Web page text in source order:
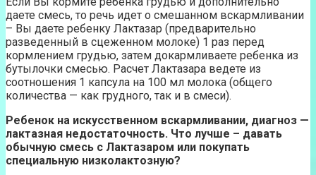
даете смесь, то речь идет о смешанном вскармливании
– Вы даете ребенку Лактазар (предварительно
разведенный в сцеженном молоке) 1 раз перед
кормлением грудью, затем докармливаете ребенка из
бутылочки смесью. Расчет Лактазара ведете из
соотношения 1 капсула на 100 мл молока (общего
количества — как грудного, так и в смеси).
Ребенок на искусственном вскармливании, диагноз —
лактазная недостаточность. Что лучше – давать
обычную смесь с Лактазаром или покупать
специальную низколактозную?